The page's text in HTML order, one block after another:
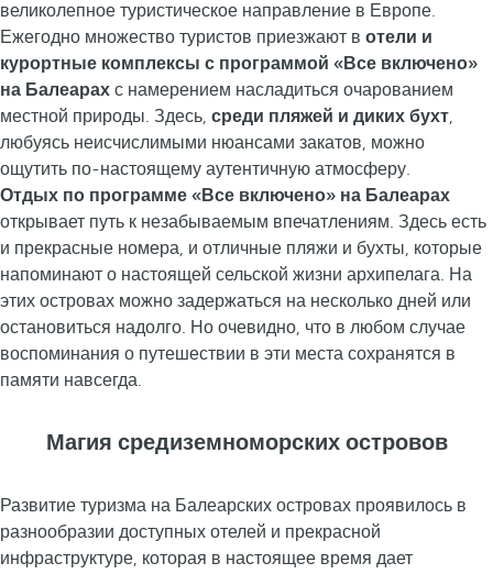
великолепное туристическое направление в Европе.
Ежегодно множество туристов приезжают в отели и
курортные комплексы с программой «Все включено»
на Балеарах с намерением насладиться очарованием
местной природы. Здесь, среди пляжей и диких бухт,
любуясь неисчислимыми нюансами закатов, можно
ощутить по-настоящему аутентичную атмосферу.
Отдых по программе «Все включено» на Балеарах
открывает путь к незабываемым впечатлениям. Здесь есть
и прекрасные номера, и отличные пляжи и бухты, которые
напоминают о настоящей сельской жизни архипелага. На
этих островах можно задержаться на несколько дней или
остановиться надолго. Но очевидно, что в любом случае
воспоминания о путешествии в эти места сохранятся в
памяти навсегда.
Магия средиземноморских островов
Развитие туризма на Балеарских островах проявилось в
разнообразии доступных отелей и прекрасной
инфраструктуре, которая в настоящее время дает